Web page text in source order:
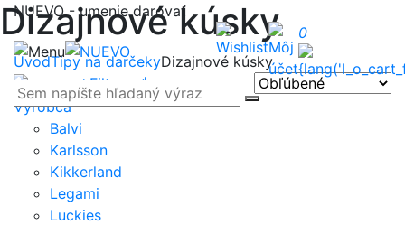
NUEVO - umenie darovať
0
Dizajnové kúsky
ÚvodTipy na darčekyDizajnové kúsky
Filtrovať
Výrobca
Balvi
Karlsson
Kikkerland
Legami
Luckies